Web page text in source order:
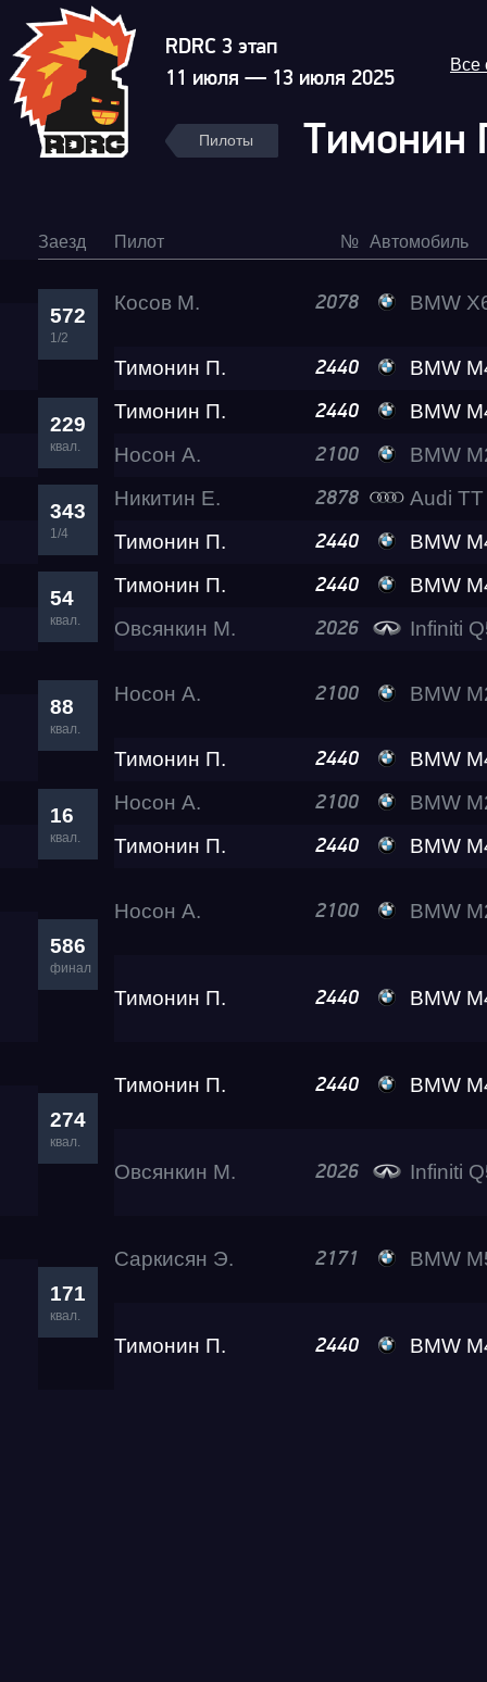
RDRC 3 этап
11 июля — 13 июля 2025
Все
Пилоты Тимонин
Заезд Пилот № Автомобиль
572
1/2
Косов М. 2078 BMW
Тимонин П. 2440 BMW
229
квал.
Тимонин П. 2440
BMW
Носон А.
2100 BMW
343
1/4
Никитин Е. 2878
Audi
Тимонин П.
2440 BMW
54
квал.
Тимонин П. 2440
BMW
Овсянкин М.
2026 Infiniti
88
квал.
Носон А. 2100 BMW
Тимонин П. 2440 BMW
16
квал.
Носон А. 2100
BMW
Тимонин П.
2440 BMW
586
финал
Носон А. 2100 BMW
Тимонин П. 2440 BMW
274
квал.
Тимонин П. 2440 BMW
Овсянкин М. 2026 Infiniti
171
квал.
Саркисян Э. 2171 BMW M5
Тимонин П. 2440 BMW